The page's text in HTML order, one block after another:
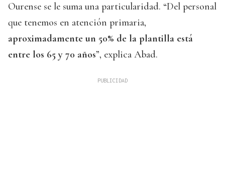
Ourense se le suma una particularidad. “Del personal
que tenemos en atención primaria,
aproximadamente un 50% de la plantilla está
entre los 65 y 70 años”, explica Abad.